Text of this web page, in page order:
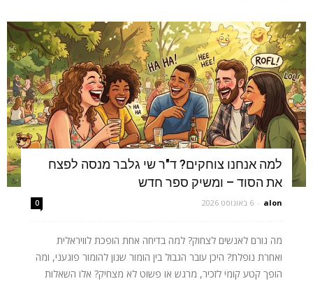
למה אנחנו צוחקים? ד"ר שי גלבר מנסה לפצח
את הסוד – ומשיק ספר חדש
alon
- 6 באוגוסט 2026 0
מה גורם לאנשים לצחוק? למה בדיחה אחת הופכת לוויראלית
ואחרת נופלת? היכן עובר הגבול בין הומור שנון להומור פוגעני, ומה
הופך קטע קומי לזכיר, מרגש או פשוט לא מצחיק? אלו השאלות